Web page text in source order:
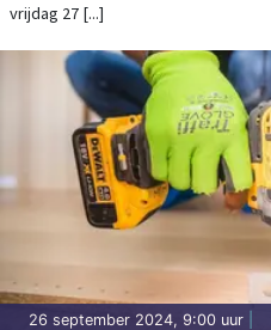
vrijdag 27 [...]
26 september 2024, 9:00 uur